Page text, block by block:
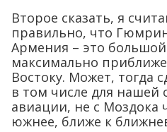
Второе сказать, я
правильно, что
Армения – это большой
максимально
Востоку. Может, тогда
в том числе для нашей
авиации, не с Моздока
южнее, ближе к